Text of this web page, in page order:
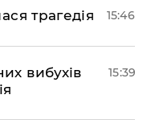
трагедія 15:46
вибухів
15:39